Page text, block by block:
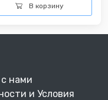
В корзину
нами
и Условия